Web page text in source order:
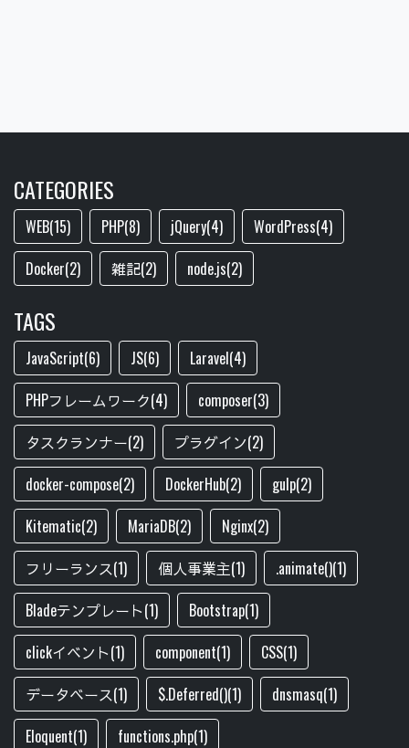
CATEGORIES
WEB(15) PHP(8) jQuery(4)
WordPress(4)
Docker(2)
雑記(2) node.js(2)
TAGS
JavaScript(6) JS(6)
Laravel(4)
PHPフレームワーク(4)
composer(3)
タスクランナー(2)
プラグイン(2)
docker-compose(2)
DockerHub(2)
gulp(2)
Kitematic(2)
MariaDB(2)
Nginx(2)
フリーランス(1)
個人事業主(1)
.animate()(1)
Bladeテンプレート(1)
Bootstrap(1)
clickイベント(1)
component(1)
CSS(1)
データベース(1)
$.Deferred()(1)
dnsmasq(1)
Eloquent(1)
functions.php(1)